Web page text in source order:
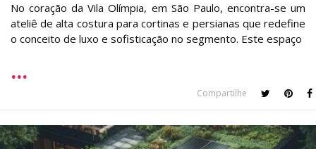
No coração da Vila Olímpia, em São Paulo, encontra-se um
ateliê de alta costura para cortinas e persianas que redefine
o conceito de luxo e sofisticação no segmento. Este espaço
Compartilhe